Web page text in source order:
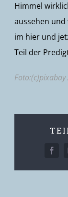
Himmel
aussehen und
im hier und
Teil der